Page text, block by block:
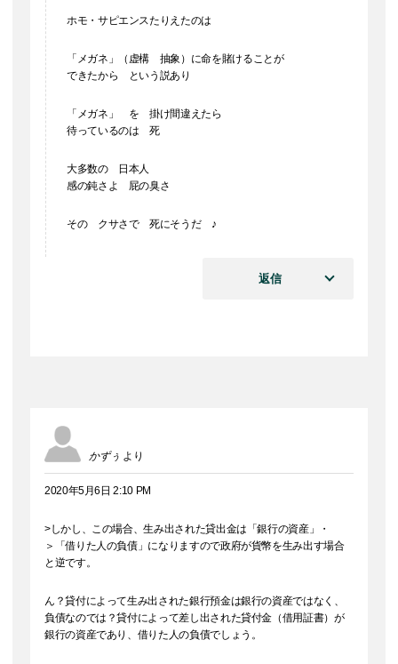
ホモ・サピエンスたりえたのは
「メガネ」（虚構 抽象）に命を賭けることが
できたから という説あり
「メガネ」 を 掛け間違えたら
待っているのは 死
大多数の 日本人
感の鈍さよ 屁の臭さ
その クサさで 死にそうだ ♪
返信
かずぅ より
2020年5月6日 2:10 PM
>しかし、この場合、生み出された貸出金は「銀行の資産」・
＞「借りた人の負債」になりますので政府が貨幣を生み出す場合
と逆です。
ん？貸付によって生み出された銀行預金は銀行の資産ではなく、
負債なのでは？貸付によって差し出された貸付金（借用証書）が
銀行の資産であり、借りた人の負債でしょう。